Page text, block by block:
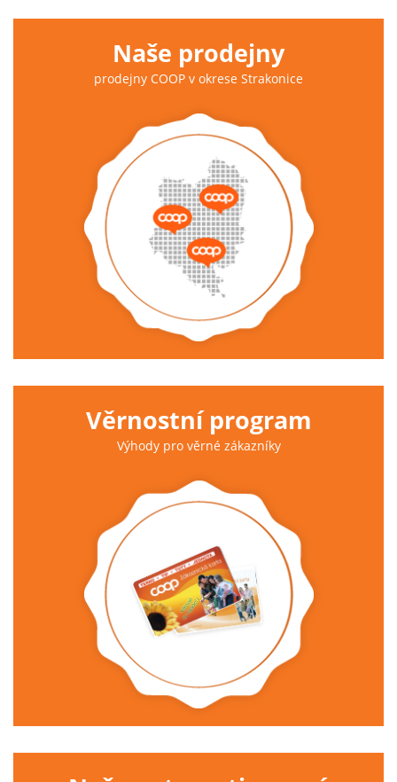
Naše prodejny
prodejny COOP v okrese Strakonice
Věrnostní program
Výhody pro věrné zákazníky